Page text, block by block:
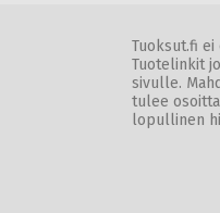
Tuoksut.fi
Tuotelinkit
sivulle.
tulee
lopullinen